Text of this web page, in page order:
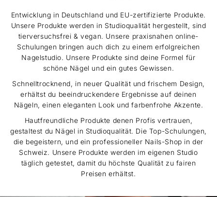
Entwicklung in Deutschland und EU-zertifizierte Produkte.
Unsere Produkte werden in Studioqualität hergestellt, sind
tierversuchsfrei & vegan. Unsere praxisnahen online-
Schulungen bringen auch dich zu einem erfolgreichen
Nagelstudio. Unsere Produkte sind deine Formel für
schöne Nägel und ein gutes Gewissen.
Schnelltrocknend, in neuer Qualität und frischem Design,
erhältst du beeindruckendere Ergebnisse auf deinen
Nägeln, einen eleganten Look und farbenfrohe Akzente.
Hautfreundliche Produkte denen Profis vertrauen,
gestaltest du Nägel in Studioqualität. Die Top-Schulungen,
die begeistern, und ein professioneller Nails-Shop in der
Schweiz. Unsere Produkte werden im eigenen Studio
täglich getestet, damit du höchste Qualität zu fairen
Preisen erhältst.